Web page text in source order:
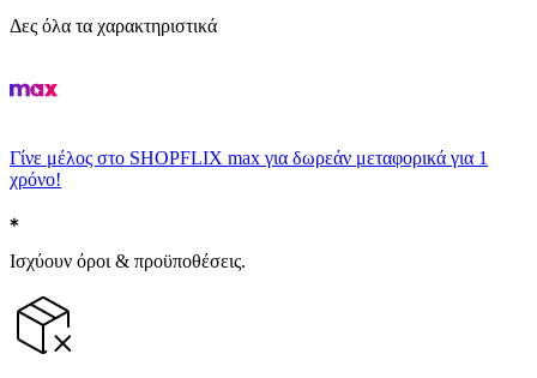
Δες όλα τα χαρακτηριστικά
Γίνε μέλος στο SHOPFLIX max για δωρεάν μεταφορικά για 1
χρόνο!
Ισχύουν όροι & προϋποθέσεις.